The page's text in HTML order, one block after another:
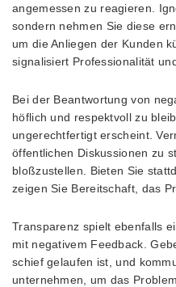
angemessen zu reagieren.
sondern nehmen Sie diese
um die Anliegen der Kunden
signalisiert Professionalität
Bei der Beantwortung von
höflich und respektvoll zu
ungerechtfertigt erscheint.
öffentlichen Diskussionen zu
bloßzustellen. Bieten Sie
zeigen Sie Bereitschaft, das
Transparenz spielt ebenfalls
mit negativem Feedback.
schief gelaufen ist, und
unternehmen, um das